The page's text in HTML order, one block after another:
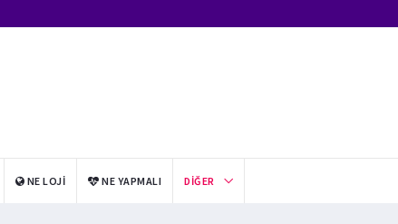
NE LOJI NE YAPMALI DIĞER